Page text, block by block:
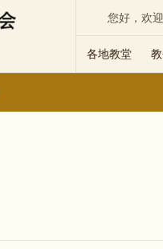
您好，欢
各地教堂